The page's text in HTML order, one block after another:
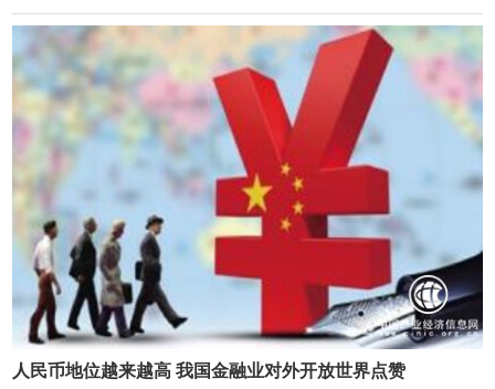
人民币地位越来越高 我国金融业对外开放世界点赞